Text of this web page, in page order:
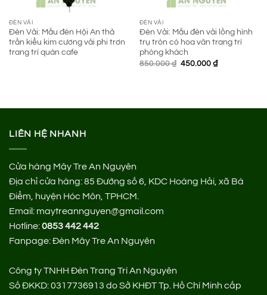
ĐÈN VẢI
Đèn Vải: Mẫu đèn Hội An thả
trần kiểu kim cương vải phi trơn
trang trí quán cafe
ĐÈN VẢI
Đèn Vải: Mẫu đèn vải lồng hình
trụ tròn có hoa văn trang trí
phòng khách
850.000₫ Giá
450.000 ₫Giá
LIÊN HỆ NHANH
Cửa hàng Mây Tre An Nguyên
Địa chỉ cửa hàng:85 Đường số 6, KDC Hoàng Hải, xã Bà
Điểm, huyện Hóc Môn, TPHCM.
Email: maytreannguyen@gmail.com
Hotline:0853 442 442
Fanpage:Đèn Mây Tre An Nguyên
Công ty TNHH Đèn Trang Trí An Nguyên
Số ĐKKD: 0317736913 do Sở KHĐT Tp. Hồ Chí Minh cấp